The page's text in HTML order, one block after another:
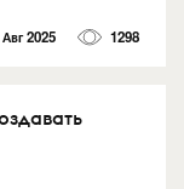
2025 1298